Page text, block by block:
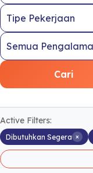
Cari
Active Filters:
Dibutuhkan Segera ×